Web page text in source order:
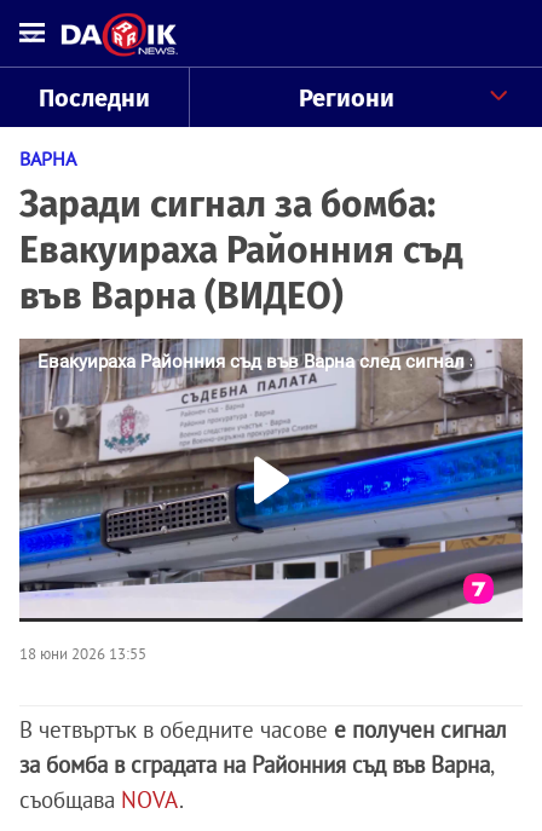
Последни Региони
ВАРНА
Заради сигнал за бомба:
Евакуираха Районния съд
във Варна (ВИДЕО)
18 юни 2026 13:55
В четвъртък в обедните часове е получен сигнал
за бомба в сградата на Районния съд във Варна,
съобщава NOVA.